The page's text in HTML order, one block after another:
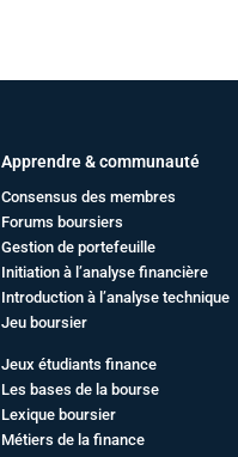
Apprendre & communauté
Consensus des membres
Forums boursiers
Gestion de portefeuille
Initiation à l’analyse financière
Introduction à l’analyse technique
Jeu boursier
Jeux étudiants finance
Les bases de la bourse
Lexique boursier
Métiers de la finance